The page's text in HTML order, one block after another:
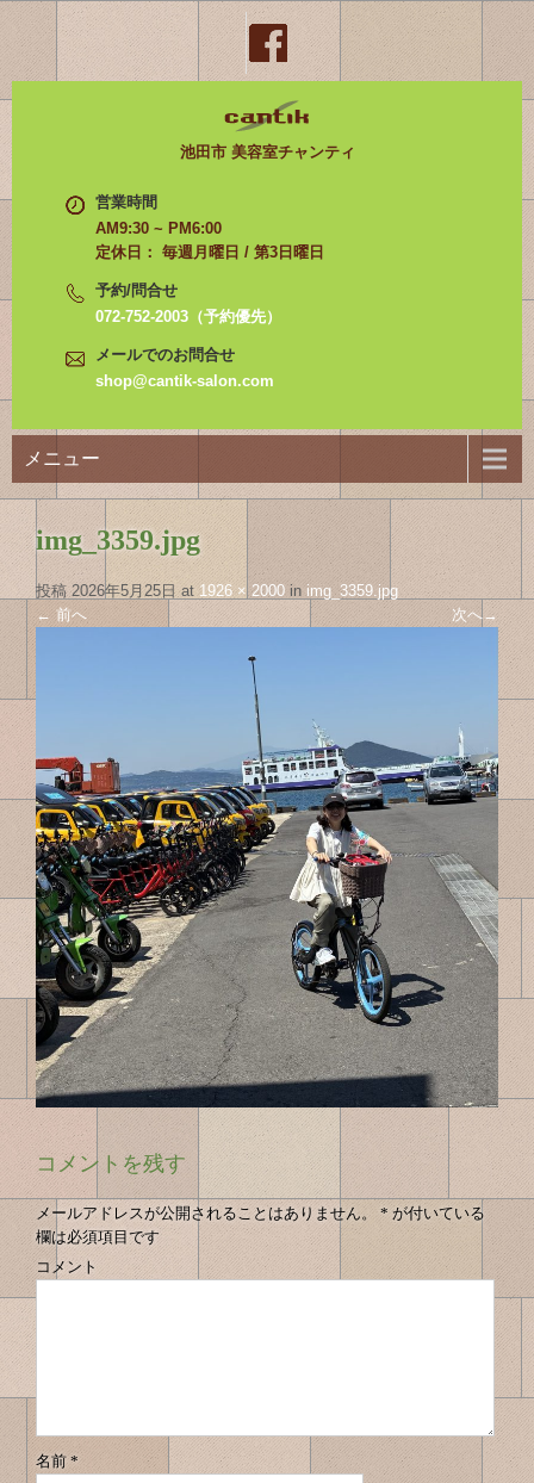
池田市 美容室チャンティ
営業時間
AM9:30 ~ PM6:00
定休日： 毎週月曜日 / 第3日曜日
予約/問合せ
072-752-2003（予約優先）
メールでのお問合せ
shop@cantik-salon.com
メニュー
img_3359.jpg
投稿2026年5月25日at 1926 × 2000 in img_3359.jpg
← 前へ 次へ→
コメントを残す
メールアドレスが公開されることはありません。 * が付いている
欄は必須項目です
コメント
名前 *